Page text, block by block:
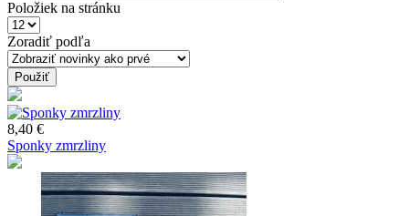
Položiek na stránku
Zoradiť podľa
Použiť
8,40 €
Sponky zmrzliny